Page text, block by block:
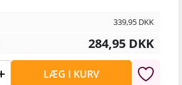
339,95 DKK
284,95 DKK
LÆG I KURV